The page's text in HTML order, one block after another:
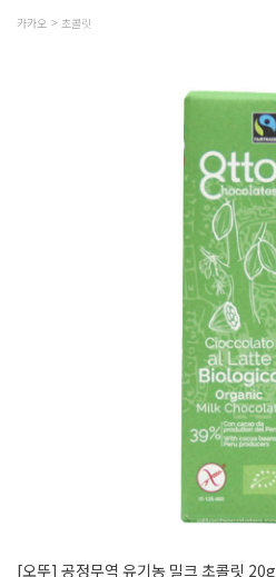
카카오 초콜릿
[오뚜] 공정무역 유기농 밀크 초콜릿 20g